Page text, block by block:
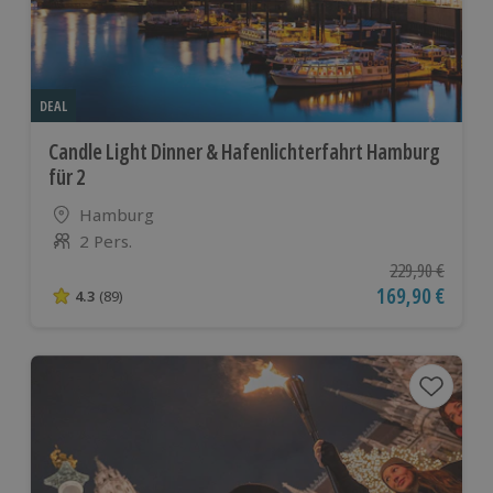
DEAL
Candle Light Dinner & Hafenlichterfahrt Hamburg
für 2
Standort
Hamburg
Anzahl der Teilnehmer
2 Pers.
4.3 von 5 Sternen basierend auf 89 Bewertungen
4.3 (89)
Ursprünglicher
229,90 €
Aktueller Preis
169,90 €